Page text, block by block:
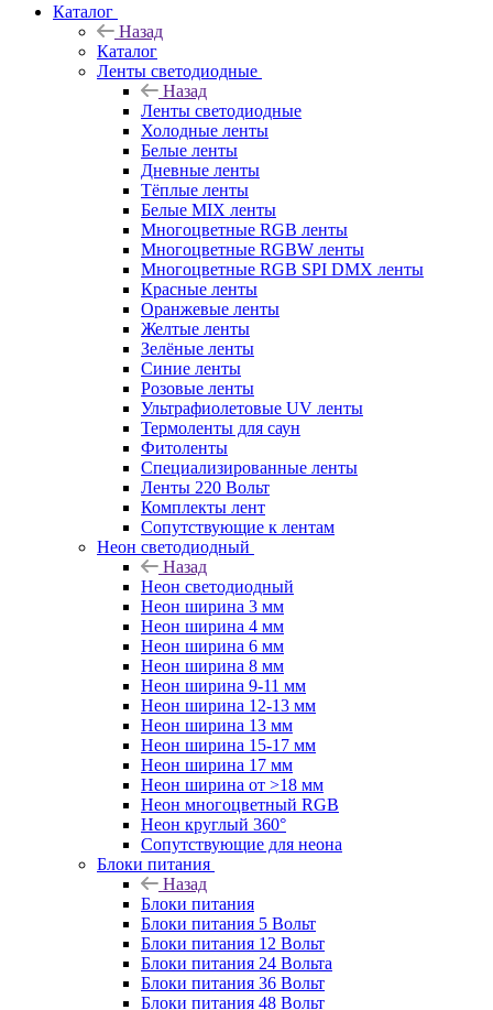
Каталог
Назад
Каталог
Ленты светодиодные
Назад
Ленты светодиодные
Холодные ленты
Белые ленты
Дневные ленты
Тёплые ленты
Белые MIX ленты
Многоцветные RGB ленты
Многоцветные RGBW ленты
Многоцветные RGB SPI DMX ленты
Красные ленты
Оранжевые ленты
Желтые ленты
Зелёные ленты
Синие ленты
Розовые ленты
Ультрафиолетовые UV ленты
Термоленты для саун
Фитоленты
Специализированные ленты
Ленты 220 Вольт
Комплекты лент
Сопутствующие к лентам
Неон светодиодный
Назад
Неон светодиодный
Неон ширина 3 мм
Неон ширина 4 мм
Неон ширина 6 мм
Неон ширина 8 мм
Неон ширина 9-11 мм
Неон ширина 12-13 мм
Неон ширина 13 мм
Неон ширина 15-17 мм
Неон ширина 17 мм
Неон ширина от >18 мм
Неон многоцветный RGB
Неон круглый 360°
Сопутствующие для неона
Блоки питания
Назад
Блоки питания
Блоки питания 5 Вольт
Блоки питания 12 Вольт
Блоки питания 24 Вольта
Блоки питания 36 Вольт
Блоки питания 48 Вольт